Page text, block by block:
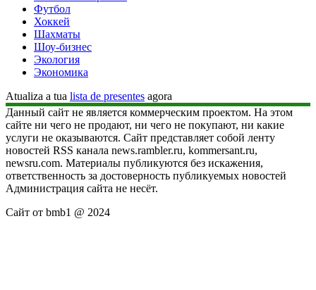
Футбол
Хоккей
Шахматы
Шоу-бизнес
Экология
Экономика
Atualiza a tua lista de presentes agora
Данный сайт не является коммерческим проектом. На этом
сайте ни чего не продают, ни чего не покупают, ни какие
услуги не оказываются. Сайт представляет собой ленту
новостей RSS канала news.rambler.ru, kommersant.ru,
newsru.com. Материалы публикуются без искажения,
ответственность за достоверность публикуемых новостей
Администрация сайта не несёт.
Сайт от bmb1 @ 2024